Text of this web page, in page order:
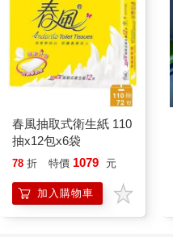
春風抽取式衛生紙 110
抽x12包x6袋
78 折 特價 1079 元
加入購物車